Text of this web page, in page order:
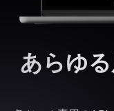
あらゆ